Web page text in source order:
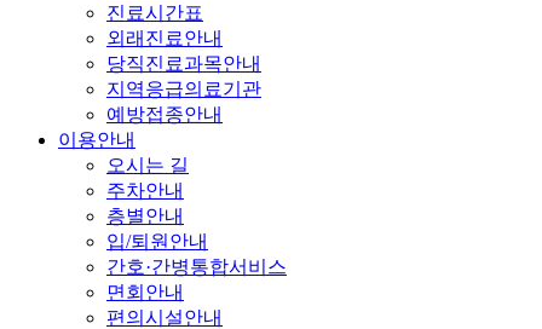
진료시간표
외래진료안내
당직진료과목안내
지역응급의료기관
예방접종안내
이용안내
오시는 길
주차안내
층별안내
입/퇴원안내
간호·간병통합서비스
면회안내
편의시설안내